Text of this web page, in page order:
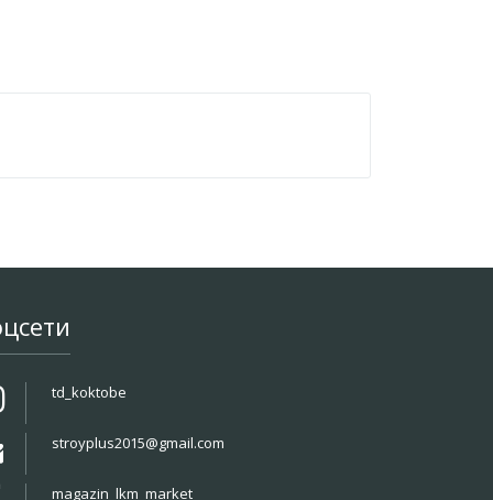
td_koktobe
stroyplus2015@gmail.com
magazin_lkm_market